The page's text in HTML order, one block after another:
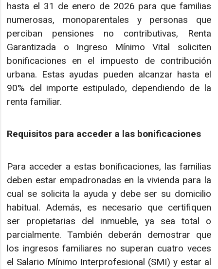
hasta el 31 de enero de 2026 para que familias
numerosas, monoparentales y personas que
perciban pensiones no contributivas, Renta
Garantizada o Ingreso Mínimo Vital soliciten
bonificaciones en el impuesto de contribución
urbana. Estas ayudas pueden alcanzar hasta el
90% del importe estipulado, dependiendo de la
renta familiar.
Requisitos para acceder a las bonificaciones
Para acceder a estas bonificaciones, las familias
deben estar empadronadas en la vivienda para la
cual se solicita la ayuda y debe ser su domicilio
habitual. Además, es necesario que certifiquen
ser propietarias del inmueble, ya sea total o
parcialmente. También deberán demostrar que
los ingresos familiares no superan cuatro veces
el Salario Mínimo Interprofesional (SMI) y estar al